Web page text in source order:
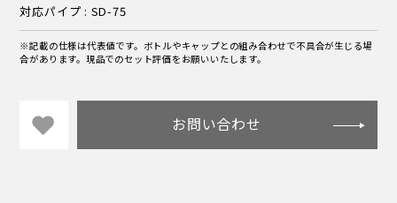
対応パイプ : SD-75
※記載の仕様は代表値です。ボトルやキャップとの組み合わせで不具合が生じる場
合があります。現品でのセット評価をお願いいたします。
お問い合わせ